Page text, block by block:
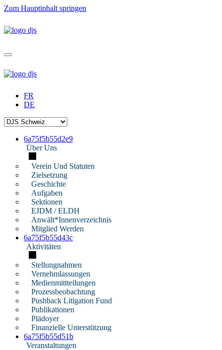
Zum Hauptinhalt springen
FR
DE
6a75f5b55d2e9
Über Uns
Verein Und Statuten
Zielsetzung
Geschichte
Aufgaben
Sektionen
EJDM / ELDH
Anwält*innenverzeichnis
Mitglied Werden
6a75f5b55d43c
Aktivitäten
Stellungnahmen
Vernehmlassungen
Medienmittteilungen
Prozessbeobachtung
Pushback Litigation Fund
Publikationen
Plädoyer
Finanzielle Unterstützung
6a75f5b55d51b
Veranstaltungen